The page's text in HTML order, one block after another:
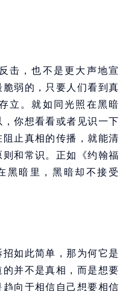
击，也不是更大声地宣
弱的，只要人们看到真
立。就如同光照在黑暗
你想看看或者见识一下
止真相的传播，就能清
和常识。正如《约翰福
黑暗里，黑暗却不接受
如此简单，那为何它是
并不是真相，而是想要
向于相信自己想要相信